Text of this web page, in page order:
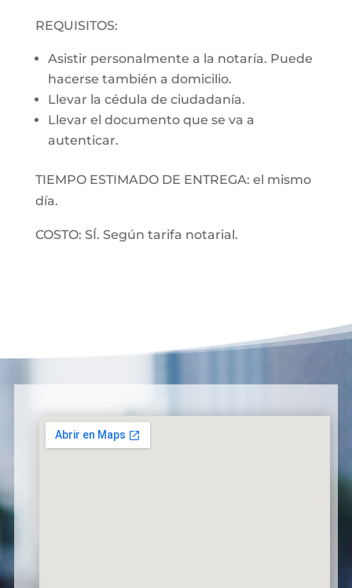
REQUISITOS:
Asistir personalmente a la notaría. Puede
hacerse también a domicilio.
Llevar la cédula de ciudadanía.
Llevar el documento que se va a
autenticar.
TIEMPO ESTIMADO DE ENTREGA: el mismo
día.
COSTO: SÍ. Según tarifa notarial.